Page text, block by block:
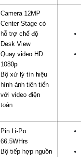
Camera 12MP
Center Stage có
hỗ trợ chế độ
Desk View
Quay video HD
1080p
Bộ xử lý tín hiệu
hình ảnh tiên tiến
với video điện
toán
Pin Li-Po
66.5WHrs
Bộ tiếp hợp nguồn